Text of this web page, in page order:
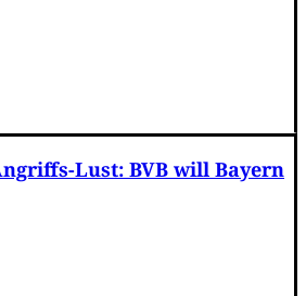
Lust: BVB will Bayern